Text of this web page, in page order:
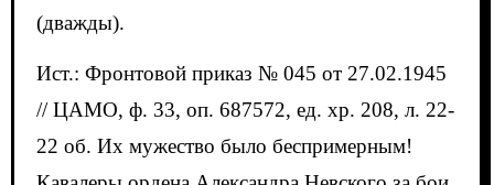
(дважды).
Ист.: Фронтовой приказ № 045 от 27.02.1945
// ЦАМО, ф. 33, оп. 687572, ед. хр. 208, л. 22-
22 об. Их мужество было беспримерным!